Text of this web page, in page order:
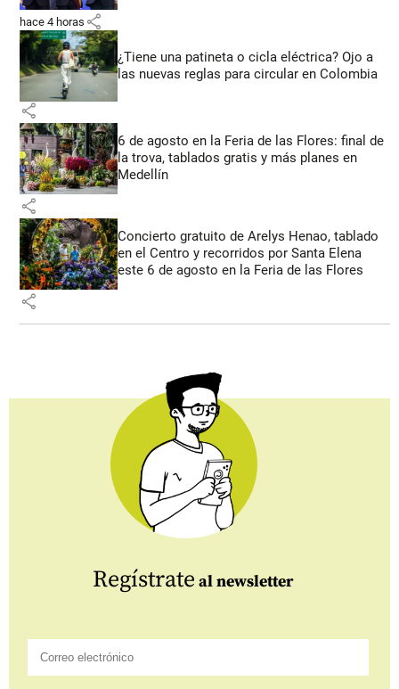
hace 4 horas share
¿Tiene una patineta o cicla eléctrica? Ojo a
las nuevas reglas para circular en Colombia
share
6 de agosto en la Feria de las Flores: final de
la trova, tablados gratis y más planes en
Medellín
share
Concierto gratuito de Arelys Henao, tablado
en el Centro y recorridos por Santa Elena
este 6 de agosto en la Feria de las Flores
share
Regístrate al newsletter